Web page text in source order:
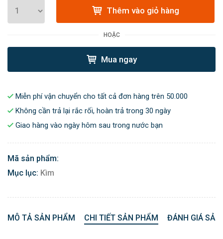
Thêm vào giỏ hàng
HOẶC
Mua ngay
Miễn phí vận chuyển cho tất cả đơn hàng trên 50.000
Không cần trả lại rắc rối, hoàn trả trong 30 ngày
Giao hàng vào ngày hôm sau trong nước bạn
Mã sản phẩm:
Mục lục: Kìm
MÔ TẢ SẢN PHẨM CHI TIẾT SẢN PHẨM ĐÁNH GIÁ